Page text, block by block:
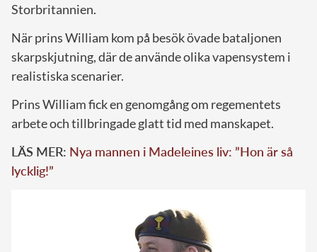
Storbritannien.
När prins William kom på besök övade bataljonen
skarpskjutning, där de använde olika vapensystem i
realistiska scenarier.
Prins William fick en genomgång om regementets
arbete och tillbringade glatt tid med manskapet.
LÄS MER: Nya mannen i Madeleines liv: ”Hon är så
lycklig!”